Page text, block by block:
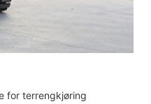
for terrengkjøring